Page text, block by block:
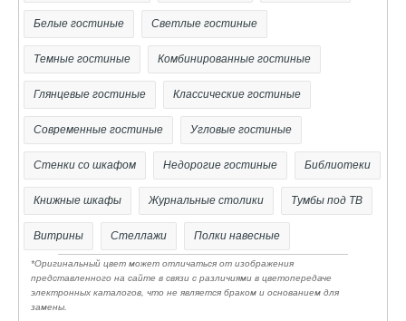
корпуса
- внутреннее наполнение: штанга для одежды и
полка
- установлен на пластмассовых опорах
- используется фурнитура Российских и Европейских
производителей
- ручки пластиковые
- Современные материалы используемые при
изготовлении обеспечат прочность и
долговечность, а мы подтвердим это гарантией от
производителя.
- Поставляется в разобранном виде. Все модули
Белые гостиные Светлые гостиные
Темные гостиные Комбинированные гостиные
Глянцевые гостиные Классические гостиные
Современные гостиные Угловые гостиные
Стенки со шкафом Недорогие гостиные Библиотеки
Книжные шкафы Журнальные столики Тумбы под ТВ
Витрины Стеллажи Полки навесные
*Оригинальный цвет может отличаться от изображения
представленного на сайте в связи с различиями в цветопередаче
электронных каталогов, что не является браком и основанием для
замены.